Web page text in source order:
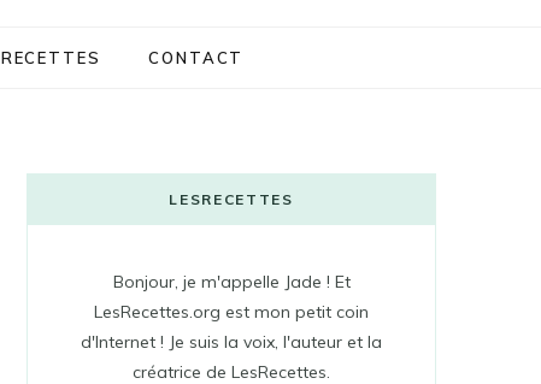
RECETTES CONTACT
LESRECETTES
Bonjour, je m'appelle Jade ! Et
LesRecettes.org est mon petit coin
d'Internet ! Je suis la voix, l'auteur et la
créatrice de LesRecettes.